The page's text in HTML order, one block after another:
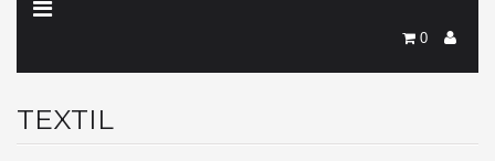
0
TEXTIL